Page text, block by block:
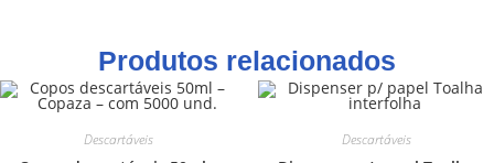
Produtos relacionados
Descartáveis Descartáveis